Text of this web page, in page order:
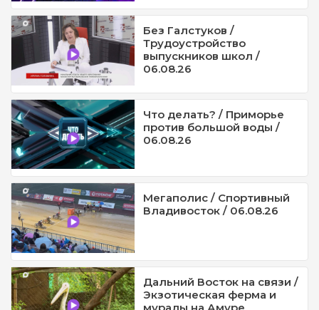
Без Галстуков /
Трудоустройство
выпускников школ /
06.08.26
Что делать? / Приморье
против большой воды /
06.08.26
Мегаполис / Спортивный
Владивосток / 06.08.26
Дальний Восток на связи /
Экзотическая ферма и